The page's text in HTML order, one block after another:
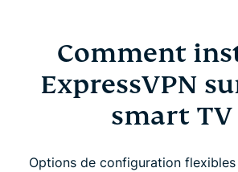
Comment
ExpressVPN
smart TV
Options de configuration